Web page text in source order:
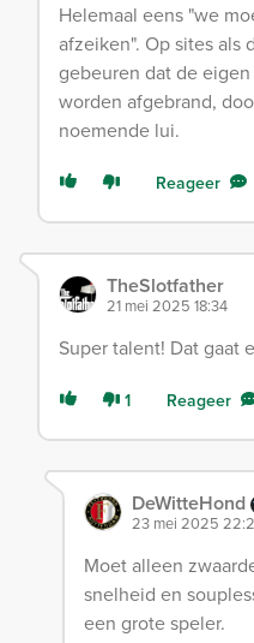
Helemaal eens "we
afzeiken". Op sites als
gebeuren dat de
worden afgebrand,
noemende lui.
Reageer
TheSlotfather
21 mei 2025 18:34
Super talent! Dat gaat
1 Reageer
DeWitteHond
23 mei 2025
Moet alleen
snelheid en
een grote speler.